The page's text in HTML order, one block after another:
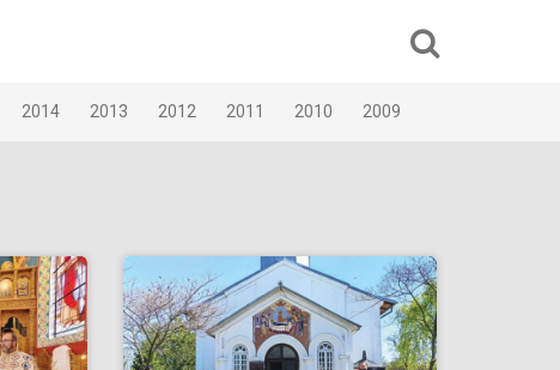
2014 2013 2012 2011 2010 2009